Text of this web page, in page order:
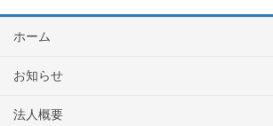
ホーム
お知らせ
法人概要